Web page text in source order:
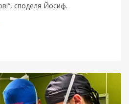
споделя Йосиф.